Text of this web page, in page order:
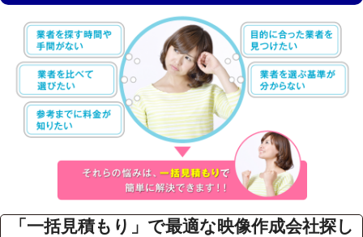
「一括見積もり」で最適な映像作成会社探し